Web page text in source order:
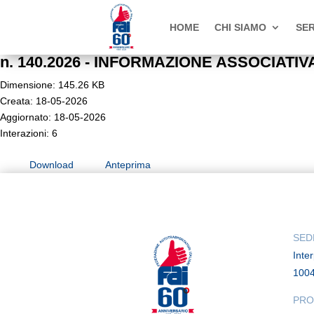
HOME CHI SIAMO
n. 140.2026 - INFORMAZIONE
Dimensione: 145.26 KB
Creata: 18-05-2026
Aggiornato: 18-05-2026
Interazioni: 6
Download Anteprima